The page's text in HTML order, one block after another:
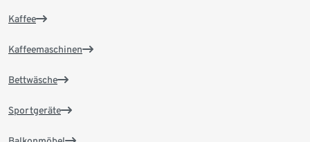
Kaffee
Kaffeemaschinen
Bettwäsche
Sportgeräte